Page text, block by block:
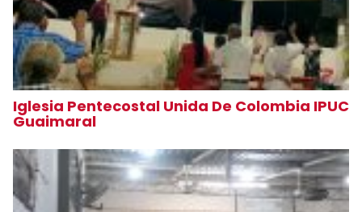
Iglesia Pentecostal Unida De Colombia IPUC
Guaimaral